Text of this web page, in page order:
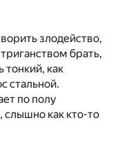
злодейство,
брать,
тонкий, как
стальной.
по полу
слышно как кто-то